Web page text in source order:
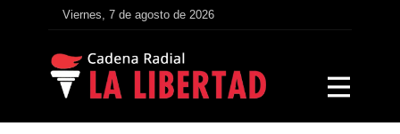
Viernes, 7 de agosto de 2026